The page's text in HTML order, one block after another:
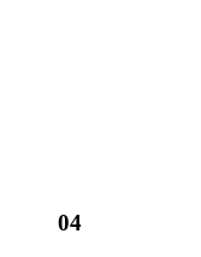
04